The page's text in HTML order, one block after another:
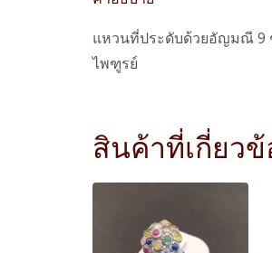
แหวนที่ประดับด้วยอัญมณี 9
ไพฑูรย์
สินค้าที่เกี่ยวข้